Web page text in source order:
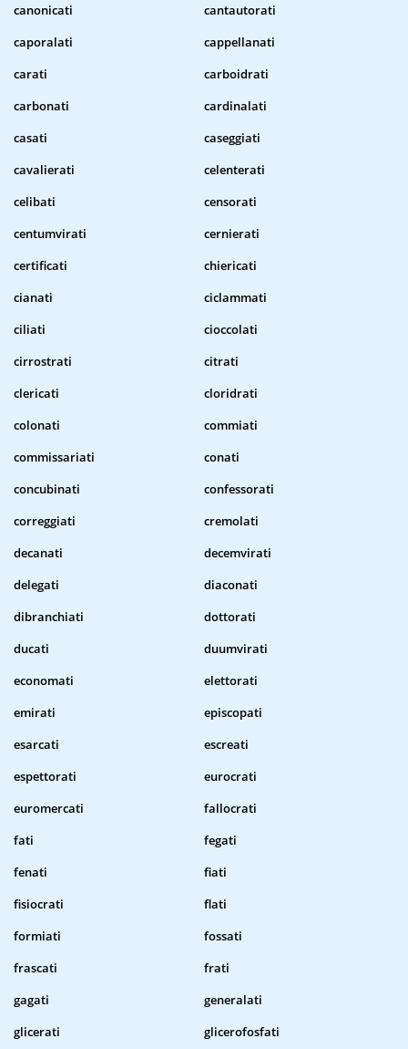
canonicati
cantautorati
caporalati
cappellanati
carati
carboidrati
carbonati
cardinalati
casati
caseggiati
cavalierati
celenterati
celibati
censorati
centumvirati
cernierati
certificati
chiericati
cianati
ciclammati
ciliati
cioccolati
cirrostrati
citrati
clericati
cloridrati
colonati
commiati
commissariati
conati
concubinati
confessorati
correggiati
cremolati
decanati
decemvirati
delegati
diaconati
dibranchiati
dottorati
ducati
duumvirati
economati
elettorati
emirati
episcopati
esarcati
escreati
espettorati
eurocrati
euromercati
fallocrati
fati
fegati
fenati
fiati
fisiocrati
flati
formiati
fossati
frascati
frati
gagati
generalati
glicerati
glicerofosfati